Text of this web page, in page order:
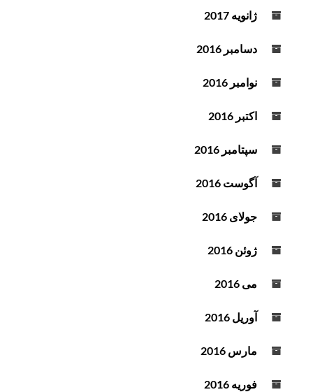
ژانویه 2017
دسامبر 2016
نوامبر 2016
اکتبر 2016
سپتامبر 2016
آگوست 2016
جولای 2016
ژوئن 2016
می 2016
آوریل 2016
مارس 2016
فوریه 2016